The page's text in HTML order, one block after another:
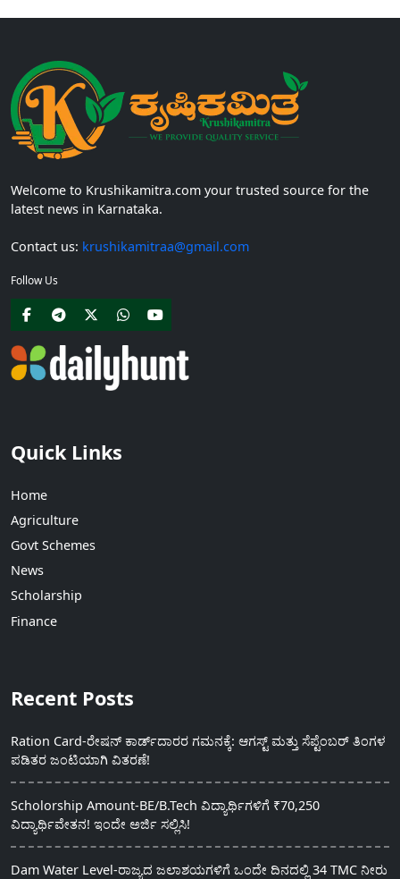
Welcome to Krushikamitra.com your trusted source for the
latest news in Karnataka.
Contact us: krushikamitraa@gmail.com
Follow Us
Quick Links
Home
Agriculture
Govt Schemes
News
Scholarship
Finance
Recent Posts
Ration Card-ರೇಷನ್ ಕಾರ್ಡ್‍ದಾರರ ಗಮನಕ್ಕೆ: ಆಗಸ್ಟ್ ಮತ್ತು ಸೆಪ್ಟೆಂಬರ್ ತಿಂಗಳ
ಪಡಿತರ ಜಂಟಿಯಾಗಿ ವಿತರಣೆ!
Scholorship Amount-BE/B.Tech ವಿದ್ಯಾರ್ಥಿಗಳಿಗೆ ₹70,250
ವಿದ್ಯಾರ್ಥಿವೇತನ! ಇಂದೇ ಅರ್ಜಿ ಸಲ್ಲಿಸಿ!
Dam Water Level-ರಾಜ್ಯದ ಜಲಾಶಯಗಳಿಗೆ ಒಂದೇ ದಿನದಲ್ಲಿ 34 TMC ನೀರು